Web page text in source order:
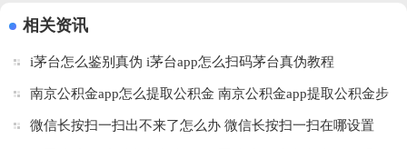
官方版
相关资讯
i茅台怎么鉴别真伪 i茅台app怎么扫码茅台真伪教程
南京公积金app怎么提取公积金 南京公积金app提取公积金步
骤
微信长按扫一扫出不来了怎么办 微信长按扫一扫在哪设置